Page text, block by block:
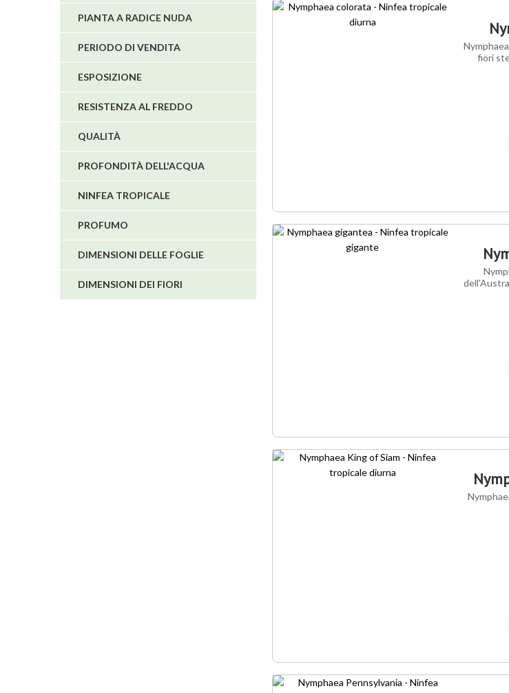
IN ASSORTIMENTO
fiori
IN ASSORTIMENTO
PIANTA A RADICE NUDA
PERIODO DI VENDITA
ESPOSIZIONE
RESISTENZA AL FREDDO
QUALITÀ
PROFONDITÀ DELL'ACQUA
NINFEA TROPICALE
PROFUMO
DIMENSIONI DELLE FOGLIE
DIMENSIONI DEI FIORI